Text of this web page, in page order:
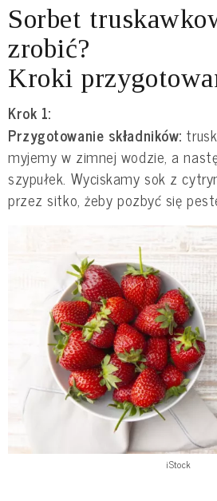
Sorbet
zrobić?
Kroki
Krok 1:
Przygotowanie składników:
myjemy w zimnej wodzie, a
szypułek. Wyciskamy sok z
przez sitko, żeby pozbyć się
iStock